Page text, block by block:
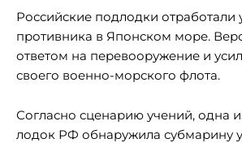
Российские подлодки отработали
противника в Японском море.
ответом на перевооружение и
своего военно-морского флота.
Согласно сценарию учений, одна
лодок РФ обнаружила субмарину